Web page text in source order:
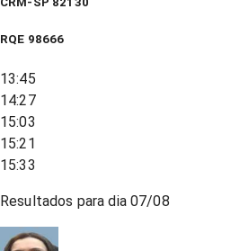
RQE 98666
13:45
14:27
15:03
15:21
15:33
Resultados para dia07/08